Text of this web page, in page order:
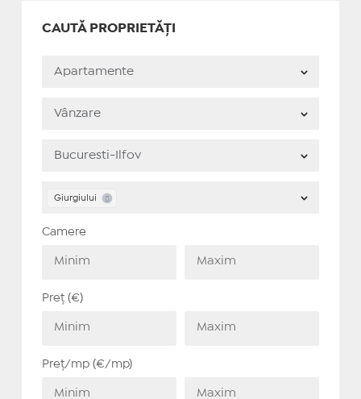
CAUTĂ PROPRIETĂȚI
Giurgiului
Camere
Preț (€)
Preț/mp (€/mp)